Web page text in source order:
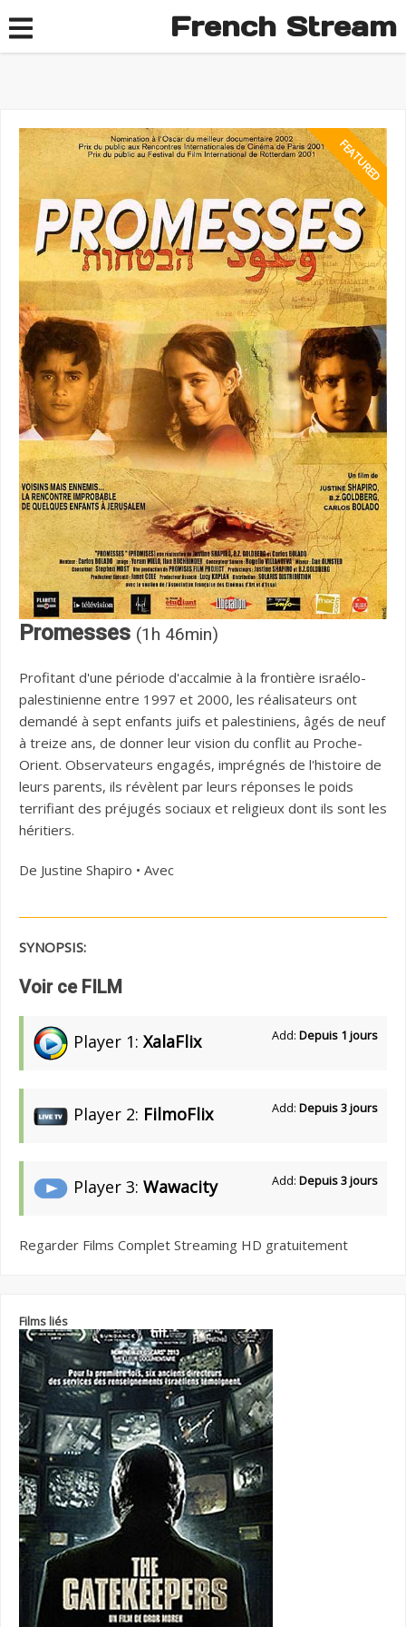
French Stream
Promesses (1h 46min)
Profitant d'une période d'accalmie à la frontière israélo-
palestinienne entre 1997 et 2000, les réalisateurs ont
demandé à sept enfants juifs et palestiniens, âgés de neuf
à treize ans, de donner leur vision du conflit au Proche-
Orient. Observateurs engagés, imprégnés de l'histoire de
leurs parents, ils révèlent par leurs réponses le poids
terrifiant des préjugés sociaux et religieux dont ils sont les
héritiers.
De Justine Shapiro • Avec
SYNOPSIS:
Voir ce FILM
Player 1: XalaFlix Add: Depuis 1 jours
Player 2: FilmoFlix Add: Depuis 3 jours
Player 3: Wawacity Add: Depuis 3 jours
Regarder Films Complet Streaming HD gratuitement
Films liés